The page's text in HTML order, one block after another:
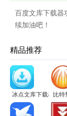
百度文库下载器
续加油吧！
精品推荐
冰点文库下载器比特